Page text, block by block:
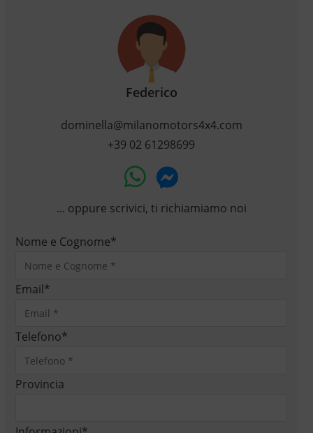
Federico
dominella@milanomotors4x4.com
+39 02 61298699
... oppure scrivici, ti richiamiamo noi
Nome e Cognome*
Email*
Telefono*
Provincia